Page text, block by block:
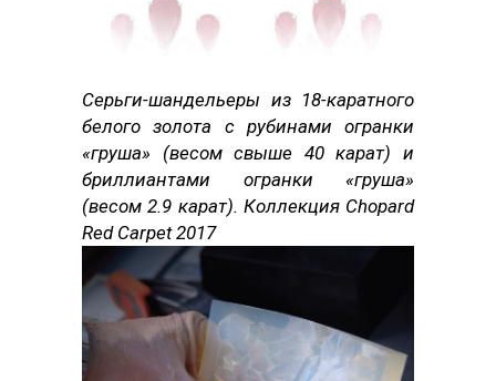
Серьги-шандельеры из 18-каратного
белого золота с рубинами огранки
«груша» (весом свыше 40 карат) и
бриллиантами огранки «груша»
(весом 2.9 карат). Коллекция Chopard
Red Carpet 2017